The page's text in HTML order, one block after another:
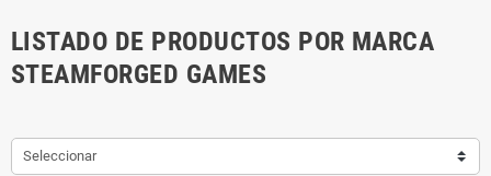
LISTADO DE PRODUCTOS POR MARCA
STEAMFORGED GAMES
Seleccionar